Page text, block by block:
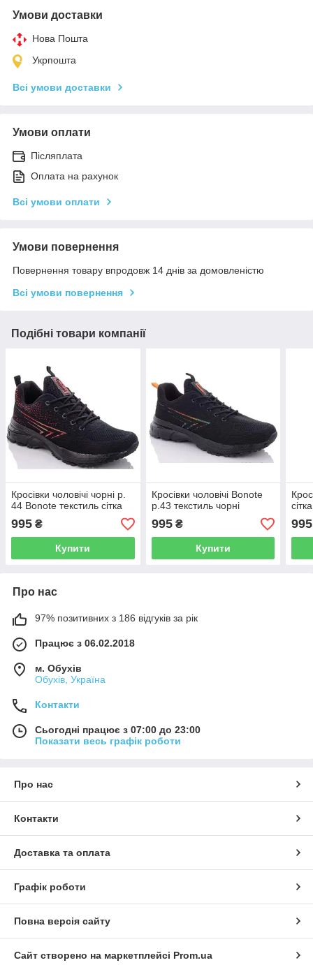
Умови доставки
Нова Пошта
Укрпошта
Всі умови доставки
Умови оплати
Післяплата
Оплата на рахунок
Всі умови оплати
Умови повернення
Повернення товару впродовж 14 днів за домовленістю
Всі умови повернення
Подібні товари компанії
Кросівки чоловічі чорні р.
44 Bonote текстиль сітка
995 ₴
Купити
Кросівки чоловічі Bonote
р.43 текстиль чорні
995₴
Купити
995
Про нас
97% позитивних з 186 відгуків за рік
Працює з 06.02.2018
м. Обухів
Обухів, Україна
Контакти
Сьогодні працює з 07:00 до 23:00
Показати весь графік роботи
Про нас
Контакти
Доставка та оплата
Графік роботи
Повна версія сайту
Сайт створено на маркетплейсі Prom.ua